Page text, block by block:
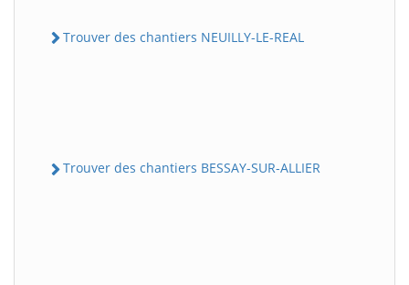
Trouver des chantiers NEUILLY-LE-REAL
Trouver des chantiers BESSAY-SUR-ALLIER